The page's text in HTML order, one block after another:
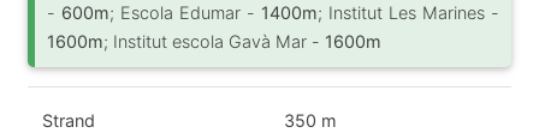
- 600m; Escola Edumar - 1400m; Institut Les Marines -
1600m; Institut escola Gavà Mar - 1600m
Strand 350 m